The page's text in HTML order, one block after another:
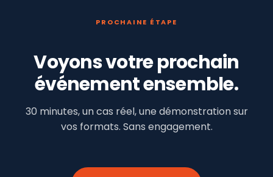
PROCHAINE ÉTAPE
Voyons votre prochain
événement ensemble.
30 minutes, un cas réel, une démonstration sur
vos formats. Sans engagement.